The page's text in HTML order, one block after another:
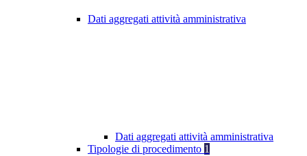
Dati aggregati attività amministrativa
Dati aggregati attività amministrativa
Tipologie di procedimento 1